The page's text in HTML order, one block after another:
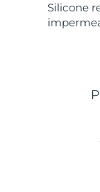
Silicone